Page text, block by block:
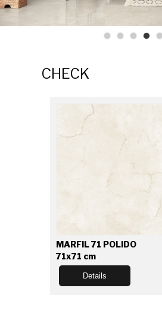
CHECK
MARFIL 71 POLIDO
71x71 cm
Details